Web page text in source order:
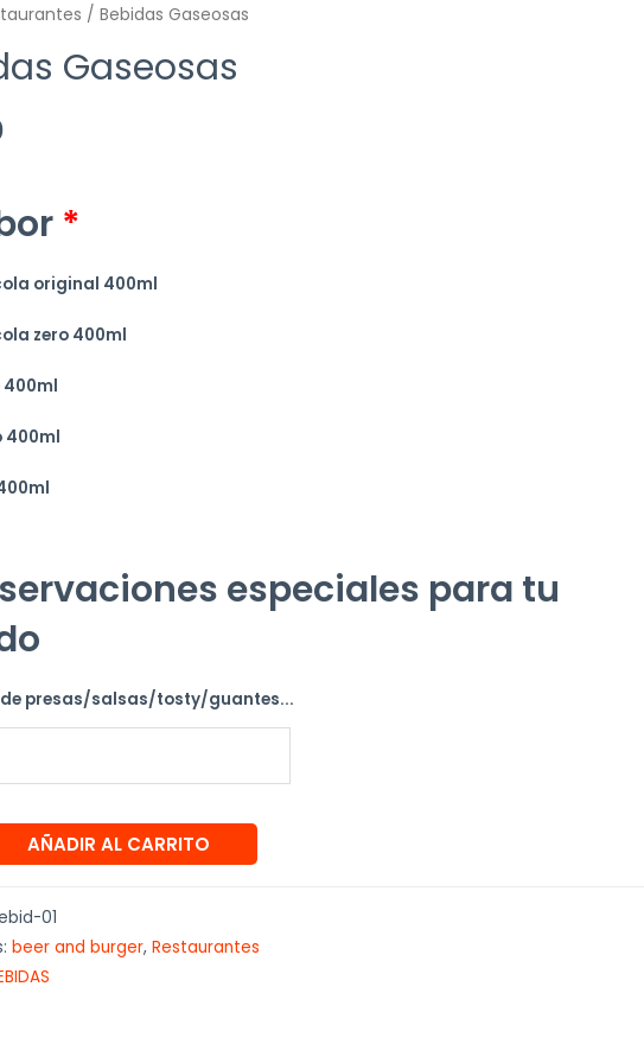
/ Bebidas Gaseosas
Gaseosas
*
original 400ml
zero 400ml
400ml
400ml
especiales para tu
de presas/salsas/tosty/guantes...
AÑADIR AL CARRITO
01
beer and burger, Restaurantes